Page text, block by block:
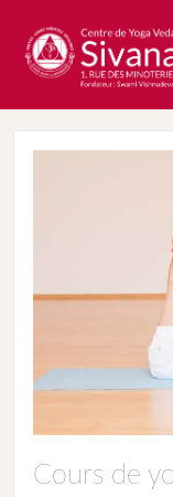
Cours de